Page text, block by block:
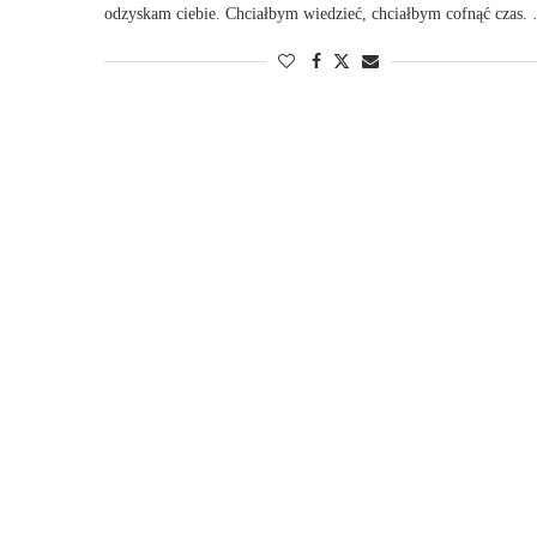
odzyskam ciebie. Chciałbym wiedzieć, chciałbym cofnąć